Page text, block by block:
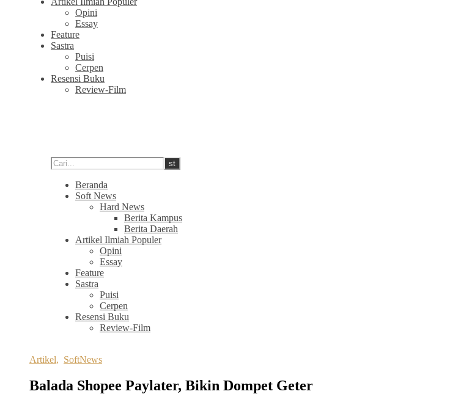
Opini
Essay
Feature
Sastra
Puisi
Cerpen
Resensi Buku
Review-Film
Beranda
Soft News
Hard News
Berita Kampus
Berita Daerah
Artikel Ilmiah Populer
Opini
Essay
Feature
Sastra
Puisi
Cerpen
Resensi Buku
Review-Film
Artikel, SoftNews
Balada Shopee Paylater, Bikin Dompet Geter